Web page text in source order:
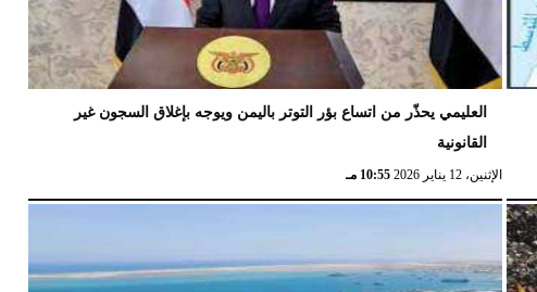
العليمي يحذّر من اتساع بؤر التوتر باليمن ويوجه بإغلاق السجون غير
القانونية
الإثنين، 12 يناير 2026 10:55 مـ